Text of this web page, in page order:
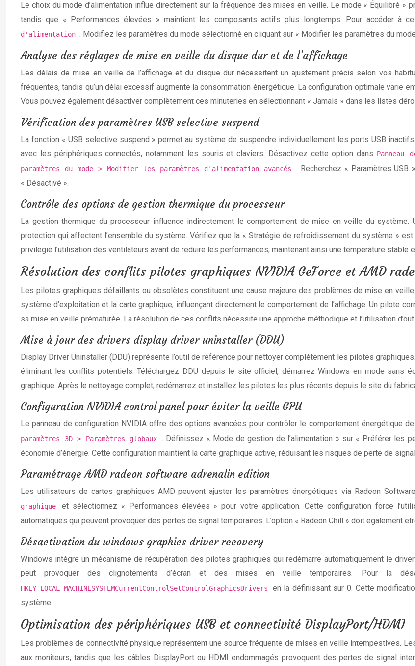
Le choix du mode d’alimentation influe directement sur la fréquence des mises en veille. Le mode « Équilibré »
tandis que « Performances élevées » maintient les composants actifs plus longtemps. Pour accéder à
d'alimentation . Modifiez les paramètres du mode sélectionné en cliquant sur « Modifier les paramètres du
Analyse des réglages de mise en veille du disque dur et de l’affichage
Les délais de mise en veille de l’affichage et du disque dur nécessitent un ajustement précis selon vos
fréquentes, tandis qu’un délai excessif augmente la consommation énergétique. La configuration optimale varie
Vous pouvez également désactiver complètement ces minuteries en sélectionnant « Jamais » dans les listes
Vérification des paramètres USB selective suspend
La fonction « USB selective suspend » permet au système de suspendre individuellement les ports USB
avec les périphériques connectés, notamment les souris et claviers. Désactivez cette option dans
paramètres du mode > Modifier les paramètres d'alimentation avancés . Recherchez « Paramètres
« Désactivé ».
Contrôle des options de gestion thermique du processeur
La gestion thermique du processeur influence indirectement le comportement de mise en veille du
protection qui affectent l’ensemble du système. Vérifiez que la « Stratégie de refroidissement du système »
privilégie l’utilisation des ventilateurs avant de réduire les performances, maintenant ainsi une température
Résolution des conflits pilotes graphiques NVIDIA GeForce et AMD
Les pilotes graphiques défaillants ou obsolètes constituent une cause majeure des problèmes de mise en
système d’exploitation et la carte graphique, influençant directement le comportement de l’affichage. Un pilote
sa mise en veille prématurée. La résolution de ces conflits nécessite une approche méthodique et l’utilisation
Mise à jour des drivers display driver uninstaller (DDU)
Display Driver Uninstaller (DDU) représente l’outil de référence pour nettoyer complètement les pilotes
éliminant les conflits potentiels. Téléchargez DDU depuis le site officiel, démarrez Windows en mode sans
graphique. Après le nettoyage complet, redémarrez et installez les pilotes les plus récents depuis le site du
Configuration NVIDIA control panel pour éviter la veille GPU
Le panneau de configuration NVIDIA offre des options avancées pour contrôler le comportement énergétique
paramètres 3D > Paramètres globaux . Définissez « Mode de gestion de l’alimentation » sur « Préférer les
économie d’énergie. Cette configuration maintient la carte graphique active, réduisant les risques de perte de signal
Paramétrage AMD radeon software adrenalin edition
Les utilisateurs de cartes graphiques AMD peuvent ajuster les paramètres énergétiques via Radeon
graphique et sélectionnez « Performances élevées » pour votre application. Cette configuration force
automatiques qui peuvent provoquer des pertes de signal temporaires. L’option « Radeon Chill » doit également
Désactivation du windows graphics driver recovery
Windows intègre un mécanisme de récupération des pilotes graphiques qui redémarre automatiquement le
peut provoquer des clignotements d’écran et des mises en veille temporaires. Pour la
HKEY_LOCAL_MACHINESYSTEMCurrentControlSetControlGraphicsDrivers en la définissant sur 0. Cette
système.
Optimisation des périphériques USB et connectivité DisplayPort/HDMI
Les problèmes de connectivité physique représentent une source fréquente de mises en veille intempestives.
aux moniteurs, tandis que les câbles DisplayPort ou HDMI endommagés provoquent des pertes de signal